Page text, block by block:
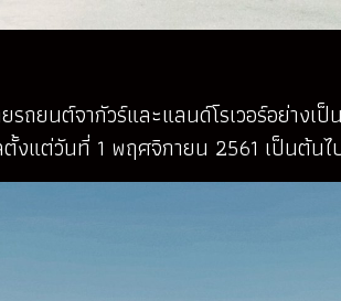
ยนต์จากัวร์และแลนด์โรเวอร์อย่างเ
ตั้งแต่วันที่ 1 พฤศจิกายน 2561 เป็นต้นไ